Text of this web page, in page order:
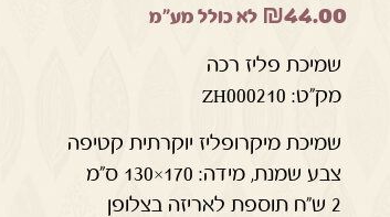
₪44.00 לא כולל מע"מ
שמיכת פליז רכה
מק”ט: ZH000210
שמיכת מיקרופליז יוקרתית קטיפה
צבע שמנת, מידה: 170×130 ס"מ
2 ש"ח תוספת לאריזה בצלופן